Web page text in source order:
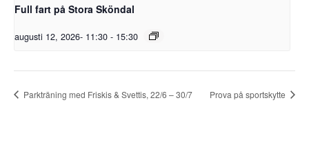
Full fart på Stora Sköndal
augusti 12, 2026- 11:30 - 15:30
Parkträning med Friskis & Svettis, 22/6 – 30/7 Prova på sportskytte